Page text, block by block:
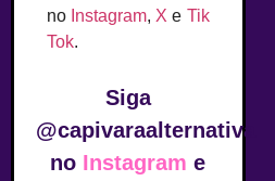
no Instagram, X e Tik
Tok.
Siga
@capivaraalternativa
no Instagram e